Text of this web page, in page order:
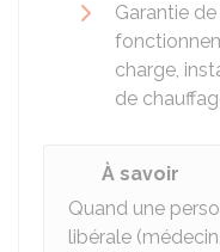
Garantie
charge,
de
À savoir
Quand une
libérale